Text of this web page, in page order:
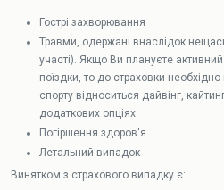
Гострі захворювання
Травми, одержані внаслідок
участі). Якщо Ви плануєте
поїздки, то до страховки
спорту відноситься дайвінг,
додаткових опціях
Погіршення здоров'я
Летальний випадок
Винятком з страхового випадку є: